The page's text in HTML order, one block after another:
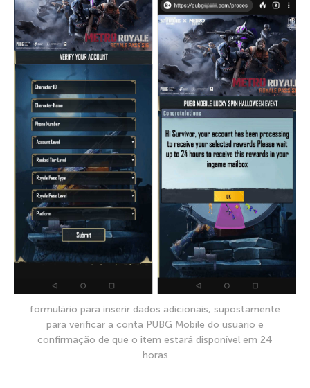
formulário para inserir dados adicionais, supostamente
para verificar a conta PUBG Mobile do usuário e
confirmação de que o item estará disponível em 24
horas